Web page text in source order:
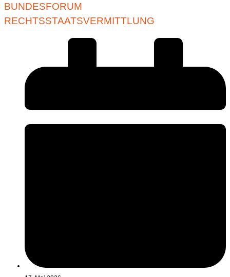
BUNDESFORUM
RECHTSSTAATSVERMITTLUNG